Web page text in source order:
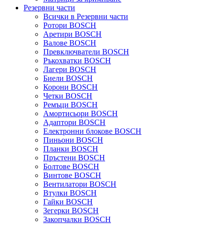
Резервни части
Всички в Резервни части
Ротори BOSCH
Аретири BOSCH
Валове BOSCH
Превключватели BOSCH
Ръкохватки BOSCH
Лагери BOSCH
Биели BOSCH
Корони BOSCH
Четки BOSCH
Ремъци BOSCH
Амортисьори BOSCH
Адаптори BOSCH
Електронни блокове BOSCH
Пиньони BOSCH
Планки BOSCH
Пръстени BOSCH
Болтове BOSCH
Винтове BOSCH
Вентилатори BOSCH
Втулки BOSCH
Гайки BOSCH
Зегерки BOSCH
Закопчалки BOSCH